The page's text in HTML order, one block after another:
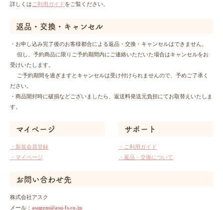
詳しくは ご利用ガイドをご覧ください。
返品・交換・キャンセル
・お申し込み完了後のお客様都合による返品・交換・キャンセルはできません。
但し、予約商品に限りご予約期間内にご連絡いただいた場合はキャンセルをお
受けいたします。
ご予約期間を過ぎますとキャンセルは受け付けられませんので、予めご了承く
ださい。
・商品開封時に破損などございましたら、返送料発送元負担にてお取替えいたしま
す。
マイページ
・新規会員登録
・マイページ
サポート
・ご利用ガイド
・返品・交換について
お問い合わせ先
株式会社アスク
メール： asqgem@asq-fs.co.jp